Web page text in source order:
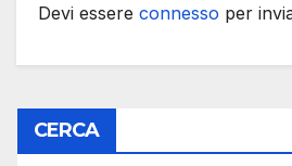
Devi essere connesso per
CERCA